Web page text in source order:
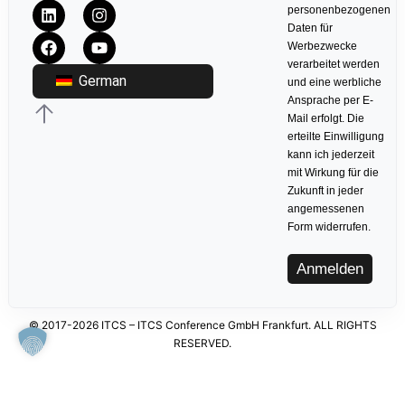
German
personenbezogenen
Daten für
Werbezwecke
verarbeitet werden
und eine werbliche
Ansprache per E-
Mail erfolgt. Die
erteilte Einwilligung
kann ich jederzeit
mit Wirkung für die
Zukunft in jeder
angemessenen
Form widerrufen.
Anmelden
© 2017-2026 ITCS – ITCS Conference GmbH Frankfurt. ALL RIGHTS
RESERVED.